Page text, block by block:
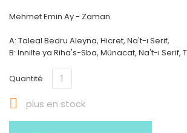
Mehmet Emin Ay - Zaman.
A: Taleal Bedru Aleyna, Hicret, Na't-ı Serif,
B: Innilte ya Riha's-Sba, Münacat, Na't-ı Serif,
Quantité
 plus en stock